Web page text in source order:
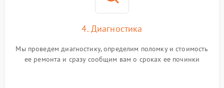
4. Диагностика
Мы проведем диагностику, определим поломку и стоимость
ее ремонта и сразу сообщим вам о сроках ее починки